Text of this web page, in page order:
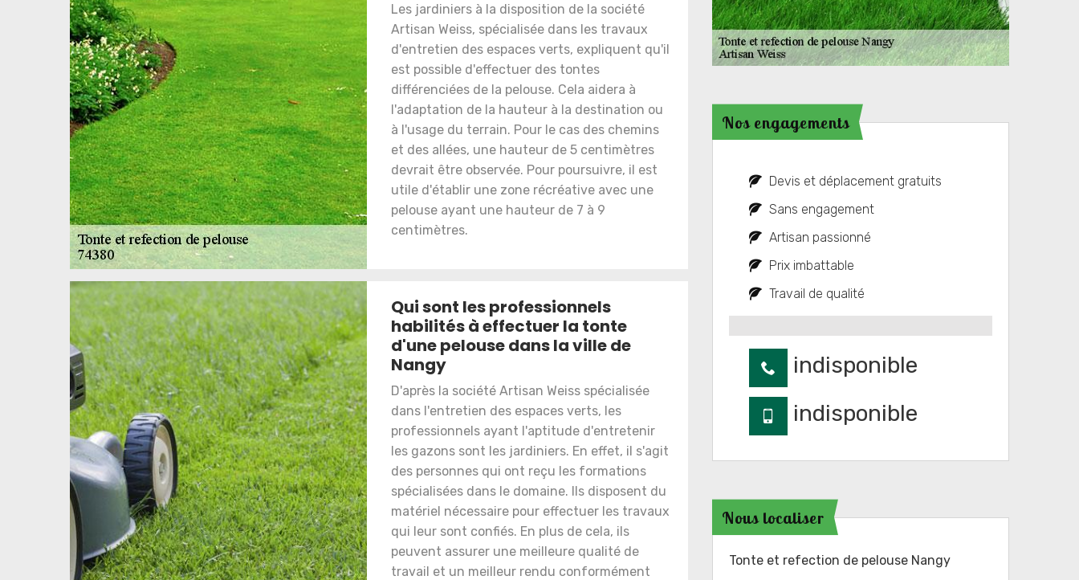
Les jardiniers à la disposition de la société
Artisan Weiss, spécialisée dans les travaux
d'entretien des espaces verts, expliquent qu'il
est possible d'effectuer des tontes
différenciées de la pelouse. Cela aidera à
l'adaptation de la hauteur à la destination ou
à l'usage du terrain. Pour le cas des chemins
et des allées, une hauteur de 5 centimètres
devrait être observée. Pour poursuivre, il est
utile d'établir une zone récréative avec une
pelouse ayant une hauteur de 7 à 9
centimètres.
Qui sont les professionnels
habilités à effectuer la tonte
d'une pelouse dans la ville de
Nangy
D'après la société Artisan Weiss spécialisée
dans l'entretien des espaces verts, les
professionnels ayant l'aptitude d'entretenir
les gazons sont les jardiniers. En effet, il s'agit
des personnes qui ont reçu les formations
spécialisées dans le domaine. Ils disposent du
matériel nécessaire pour effectuer les travaux
qui leur sont confiés. En plus de cela, ils
peuvent assurer une meilleure qualité de
travail et un meilleur rendu conformément
Nos engagements
Devis et déplacement gratuits
Sans engagement
Artisan passionné
Prix imbattable
Travail de qualité
indisponible
indisponible
Nous localiser
Tonte et refection de pelouse Nangy